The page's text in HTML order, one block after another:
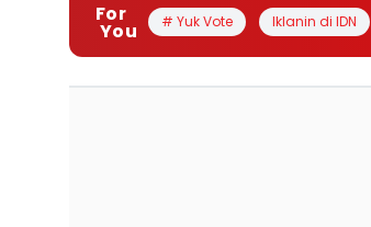
For
You # Yuk Vote Iklanin di IDN